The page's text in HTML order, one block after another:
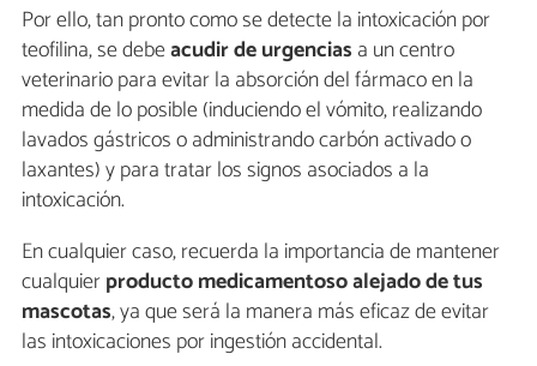
Por ello, tan pronto como se detecte la intoxicación por
teofilina, se debeacudir de urgencias a un centro
veterinario para evitar la absorción del fármaco en la
medida de lo posible (induciendo el vómito, realizando
lavados gástricos o administrando carbón activado o
laxantes) y para tratar los signos asociados a la
intoxicación.
En cualquier caso, recuerda la importancia de mantener
cualquierproducto medicamentoso alejado de tus
mascotas, ya que será la manera más eficaz de evitar
las intoxicaciones por ingestión accidental.